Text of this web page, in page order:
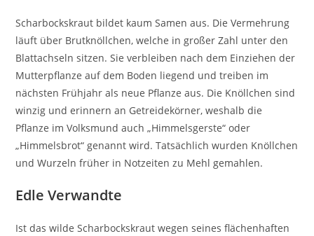
Scharbockskraut bildet kaum Samen aus. Die Vermehrung
läuft über Brutknöllchen, welche in großer Zahl unter den
Blattachseln sitzen. Sie verbleiben nach dem Einziehen der
Mutterpflanze auf dem Boden liegend und treiben im
nächsten Frühjahr als neue Pflanze aus. Die Knöllchen sind
winzig und erinnern an Getreidekörner, weshalb die
Pflanze im Volksmund auch „Himmelsgerste“ oder
„Himmelsbrot“ genannt wird. Tatsächlich wurden Knöllchen
und Wurzeln früher in Notzeiten zu Mehl gemahlen.
Edle Verwandte
Ist das wilde Scharbockskraut wegen seines flächenhaften